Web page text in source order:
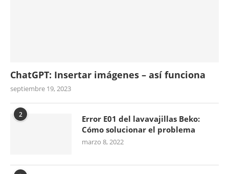
ChatGPT: Insertar imágenes – así funciona
septiembre 19, 2023
2
Error E01 del lavavajillas Beko:
Cómo solucionar el problema
marzo 8, 2022